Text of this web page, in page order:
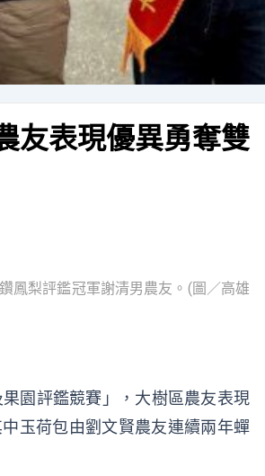
友表現優異勇奪雙
鳳梨評鑑冠軍謝清男農友。(圖／高雄
園評鑑競賽」，大樹區農友表現
玉荷包由劉文賢農友連續兩年蟬